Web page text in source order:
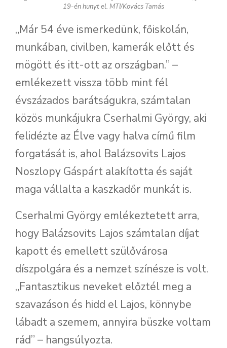
19-én hunyt el. MTI/Kovács Tamás
„Már 54 éve ismerkedünk, főiskolán,
munkában, civilben, kamerák előtt és
mögött és itt-ott az országban.” –
emlékezett vissza több mint fél
évszázados barátságukra, számtalan
közös munkájukra Cserhalmi György, aki
felidézte az Élve vagy halva című film
forgatását is, ahol Balázsovits Lajos
Noszlopy Gáspárt alakította és saját
maga vállalta a kaszkadőr munkát is.
Cserhalmi György emlékeztetett arra,
hogy Balázsovits Lajos számtalan díjat
kapott és emellett szülővárosa
díszpolgára és a nemzet színésze is volt.
„Fantasztikus neveket előztél meg a
szavazáson és hidd el Lajos, könnybe
lábadt a szemem, annyira büszke voltam
rád” – hangsúlyozta.